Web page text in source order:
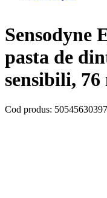
Sensodyne
pasta de
sensibili, 76
Cod produs: